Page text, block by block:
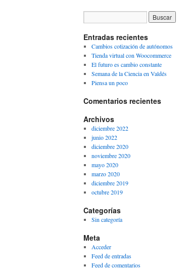
Entradas recientes
Cambios cotización de autónomos
Tienda virtual con Woocommerce
El futuro es cambio constante
Semana de la Ciencia en Valdés
Piensa un poco
Comentarios recientes
Archivos
diciembre 2022
junio 2022
diciembre 2020
noviembre 2020
mayo 2020
marzo 2020
diciembre 2019
octubre 2019
Categorías
Sin categoría
Meta
Acceder
Feed de entradas
Feed de comentarios